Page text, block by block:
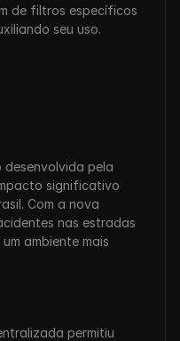
de filtros específicos
seu uso.
pela
significativo
Com a nova
nas estradas
ambiente mais
permitiu